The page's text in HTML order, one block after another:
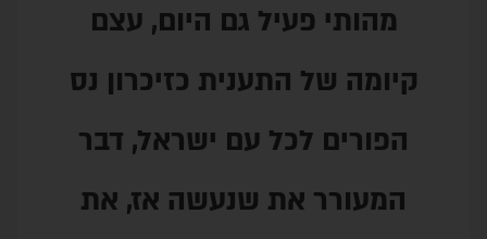
גם היום, עצם
התענית כזיכרון נס
עם ישראל, דבר
את שנעשה אז, את